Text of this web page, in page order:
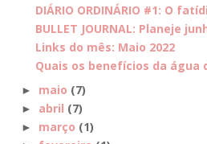
DIÁRIO ORDINÁRIO #1: O
BULLET JOURNAL: Planeje
Links do mês: Maio 2022
Quais os benefícios da
► maio (7)
► abril (7)
► março (1)